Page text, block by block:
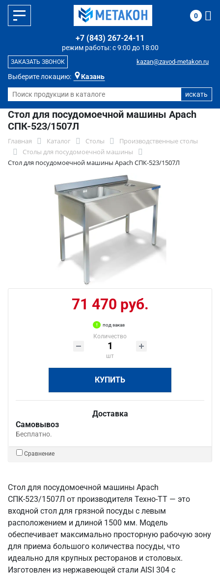
Выберите локацию: Казань
режим работы: с 9:00 до 18:00
+7 (843) 267-24-11
kazan@zavod-metakon.ru
ЗАКАЗАТЬ ЗВОНОК
0
Стол для посудомоечной машины Apach
СПК-523/1507Л
Главная Каталог Столы
Производственные столы
Столы для посудомоечной машины
Стол для посудомоечной машины Apach СПК-523/1507Л
71 470 руб.
под заказ
Количество
шт
КУПИТЬ
Доставка
Самовывоз
Бесплатно.
Сравнение
Стол для посудомоечной машины Apach
СПК-523/1507Л от производителя Техно-ТТ — это
входной стол для грязной посуды с левым
расположением и длиной 1500 мм. Модель
обеспечивает максимально просторную рабочую зону
для приема большого количества посуды, что
идеально для крупных ресторанов и столовых.
Изготовлен из нержавеющей стали AISI 304 с